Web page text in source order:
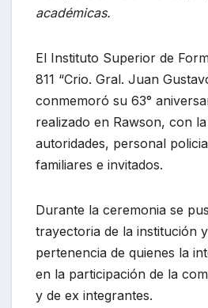
académicas.
El Instituto Superior de
811 “Crio. Gral. Juan
conmemoró su 63°
realizado en Rawson, con
autoridades, personal
familiares e invitados.
Durante la ceremonia se
trayectoria de la institución
pertenencia de quienes la
en la participación de la
y de ex integrantes.